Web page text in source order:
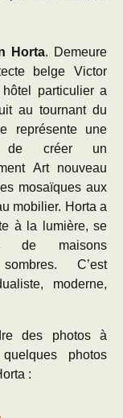
Horta. Demeure
belge Victor
hôtel particulier a
au tournant du
représente une
de créer un
Art nouveau
mosaïques aux
mobilier. Horta a
à la lumière, se
de maisons
C’est
moderne,
des photos à
photos
: